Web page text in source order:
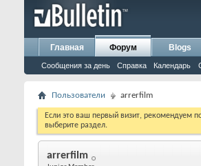
Главная Форум
Сообщения за день Справка Календарь
Blogs
Пользователи arrerfilm
Если это ваш первый визит, рекомендуем
выберите раздел.
arrerfilm